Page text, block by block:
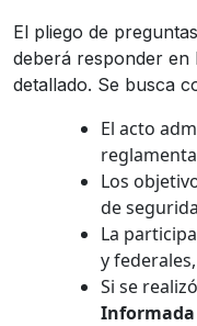
El pliego de
deberá responder en
detallado. Se busca
El acto
Los
de
La
y
Si se
Informada